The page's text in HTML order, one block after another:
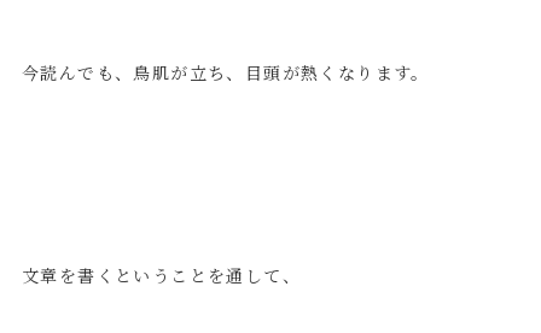
今読んでも、鳥肌が立ち、目頭が熱くなります。
文章を書くということを通して、